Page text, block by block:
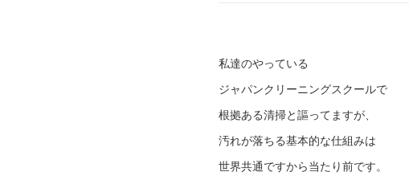
私達のやっている
ジャパンクリーニングスクールで
根拠ある清掃と謳ってますが、
汚れが落ちる基本的な仕組みは
世界共通ですから当たり前です。